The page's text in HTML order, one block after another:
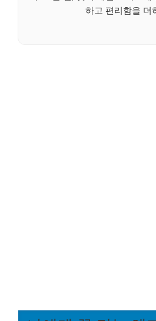
하고 편리함을 더